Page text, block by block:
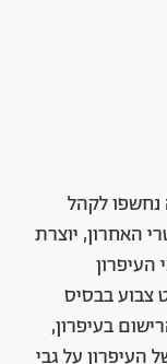
נחשפו לקהל
האחרון, יוצרת
העיפרון
צבוע בבסיס
בעיפרון,
העיפרון על גבי